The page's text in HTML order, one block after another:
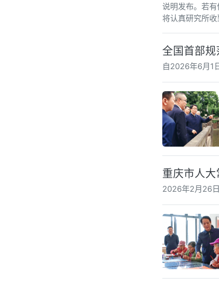
说明发布。若
将认真研究所
全国首部
自2026年6月1
重庆市人
2026年2月26